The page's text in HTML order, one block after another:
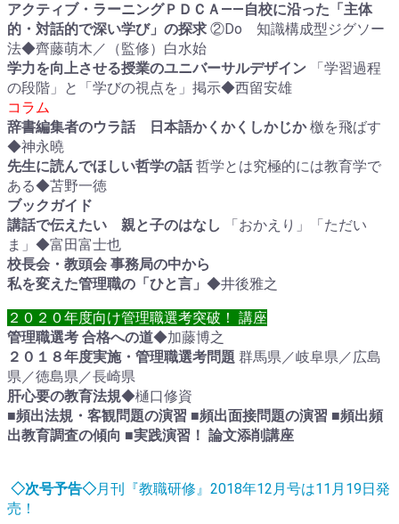
アクティブ・ラーニングＰＤＣＡ――自校に沿った「主体
的・対話的で深い学び」の探求 ②Do 知識構成型ジグソー
法◆齊藤萌木／（監修）白水始
学力を向上させる授業のユニバーサルデザイン 「学習過程
の段階」と「学びの視点を」掲示◆西留安雄
コラム
辞書編集者のウラ話 日本語かくかくしかじか檄を飛ばす
◆神永曉
先生に読んでほしい哲学の話哲学とは究極的には教育学で
ある◆苫野一徳
ブックガイド
講話で伝えたい 親と子のはなし
「おかえり」「ただい
ま」◆富田富士也
校長会・教頭会 事務局の中から
私を変えた管理職の「ひと言」 ◆井後雅之
２０２０年度向け管理職選考突破！ 講座
管理職選考 合格への道◆加藤博之
２０１８年度実施・管理職選考問題 群馬県／岐阜県／広島
県／徳島県／長崎県
肝心要の教育法規◆樋口修資
■頻出法規・客観問題の演習 ■頻出面接問題の演習 ■頻出頻
出教育調査の傾向 ■実践演習！ 論文添削講座
◇次号予告◇月刊『教職研修』2018年12月号は11月19日発
売！